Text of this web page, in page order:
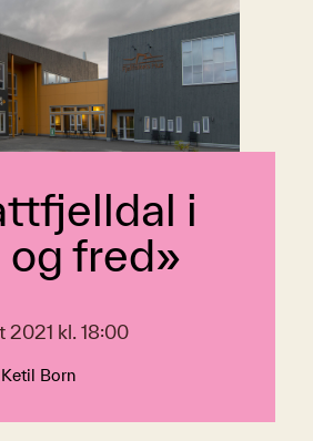
i
og fred»
2021 kl. 18:00
Born